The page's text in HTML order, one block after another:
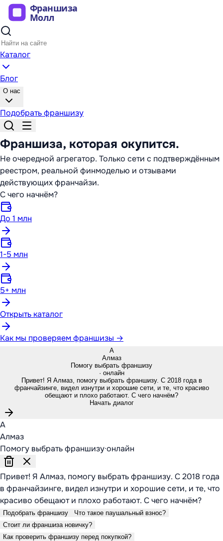
Каталог
Блог
О нас
Подобрать франшизу
Франшиза, которая окупится.
Не очередной агрегатор. Только сети с подтверждённым
реестром, реальной финмоделью и отзывами
действующих франчайзи.
С чего начнём?
До 1 млн
1-5 млн
5+ млн
Открыть каталог
Как мы проверяем франшизы →
А
Алмаз
Помогу выбрать франшизу
· онлайн
Привет! Я Алмаз, помогу выбрать франшизу. С 2018 года в
франчайзинге, видел изнутри и хорошие сети, и те, что красиво
обещают и плохо работают. С чего начнём?
Начать диалог
А
Алмаз
Помогу выбрать франшизу·онлайн
Привет! Я Алмаз, помогу выбрать франшизу. С 2018 года
в франчайзинге, видел изнутри и хорошие сети, и те, что
красиво обещают и плохо работают. С чего начнём?
Подобрать франшизу
Что такое паушальный взнос?
Стоит ли франшиза новичку?
Как проверить франшизу перед покупкой?